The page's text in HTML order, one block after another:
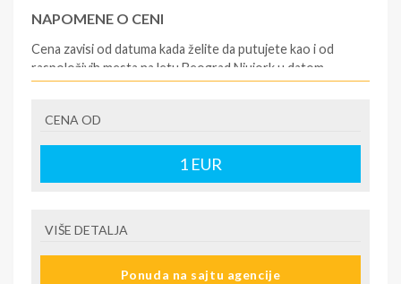
NAPOMENE O CENI
Cena zavisi od datuma kada želite da putujete kao i od
raspoloživih mesta na letu Beograd Njujork u datom
U CENU JE UKLJUČENO
avio karta sa taksama
CENA OD
1 EUR
VIŠE DETALJA
Ponuda na sajtu agencije